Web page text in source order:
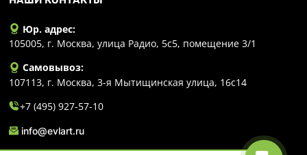
Юр. адрес:
105005, г. Москва, улица Радио, 5с5, помещение 3/1
Самовывоз:
107113, г. Москва, 3-я Мытищинская улица, 16с14
+7 (495) 927-57-10
info@evlart.ru